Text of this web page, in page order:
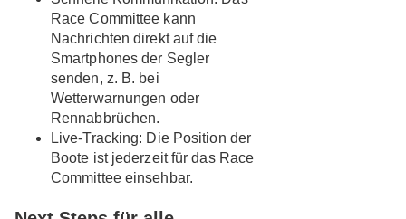
Race Committee kann
Nachrichten direkt auf die
Smartphones der Segler
senden, z. B. bei
Wetterwarnungen oder
Rennabbrüchen.
Live-Tracking: Die Position der
Boote ist jederzeit für das Race
Committee einsehbar.